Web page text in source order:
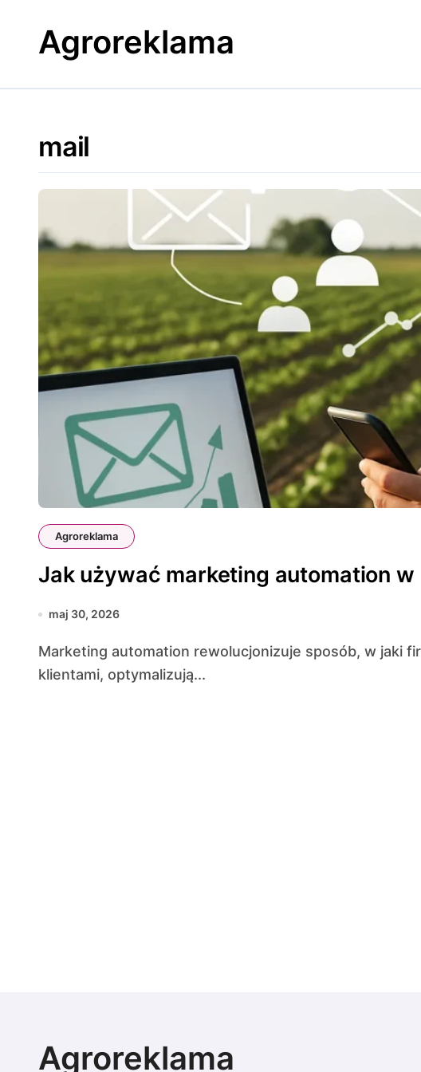
contentAgroreklama
mail
Agroreklama
Jak używać marketing automation
maj 30, 2026
Marketing automation rewolucjonizuje sposób, w jaki firmy z sektora agro komunikują się z
klientami, optymalizują...
Agroreklama